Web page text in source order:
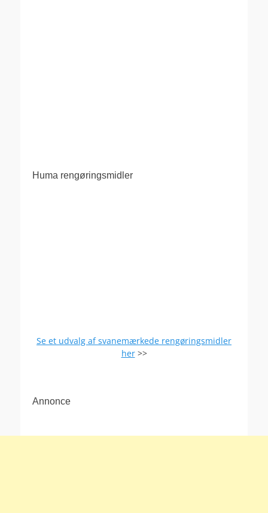
Huma rengøringsmidler
Se et udvalg af svanemærkede rengøringsmidler
her>>
Annonce